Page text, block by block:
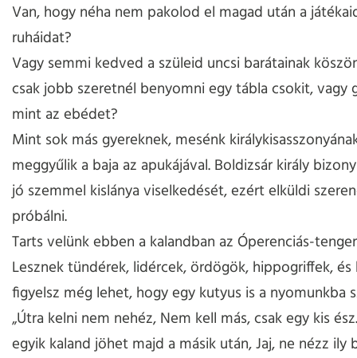
Van, hogy néha nem pakolod el magad után a
ruháidat?
Vagy semmi kedved a szüleid uncsi barátainak
csak jobb szeretnél benyomni egy tábla csokit, vagy
mint az ebédet?
Mint sok más gyereknek, mesénk
meggyűlik a baja az apukájával. Boldizsár király
jó szemmel kislánya viselkedését, ezért elküldi
próbálni.
Tarts velünk ebben a kalandban az Óperenciás-
Lesznek tündérek, lidércek, ördögök, hippogriffek, és
figyelsz még lehet, hogy egy kutyus is a nyomunkba
„Útra kelni nem nehéz, Nem kell más, csak egy kis
egyik kaland jöhet majd a másik után, Jaj, ne nézz ily